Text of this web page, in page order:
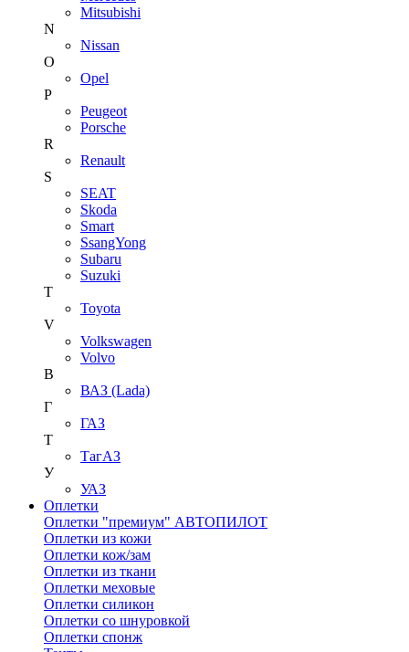
Mitsubishi
N
Nissan
O
Opel
P
Peugeot
Porsche
R
Renault
S
SEAT
Skoda
Smart
SsangYong
Subaru
Suzuki
T
Toyota
V
Volkswagen
Volvo
В
ВАЗ (Lada)
Г
ГАЗ
Т
ТагАЗ
У
УАЗ
Оплетки
Оплетки "премиум" АВТОПИЛОТ
Оплетки из кожи
Оплетки кож/зам
Оплетки из ткани
Оплетки меховые
Оплетки силикон
Оплетки со шнуровкой
Оплетки спонж